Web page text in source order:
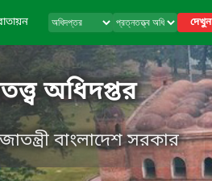
দেখুন
অধিদপ্তর
বাংলাদেশ সরকার